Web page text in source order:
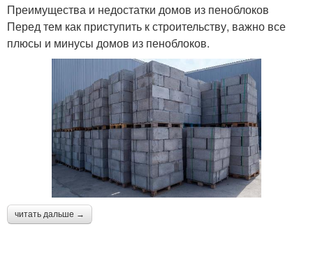
Преимущества и недостатки домов из пеноблоков
Перед тем как приступить к строительству, важно все
плюсы и минусы домов из пеноблоков.
читать дальше →